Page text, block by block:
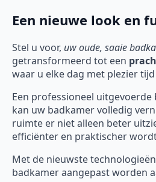
Een nieuwe look en
Stel u voor, uw oude, saaie
getransformeerd tot een
waar u elke dag met plezier
Een professioneel
kan uw badkamer volledig
ruimte er niet alleen beter
efficiënter en praktischer
Met de nieuwste
badkamer aangepast worden